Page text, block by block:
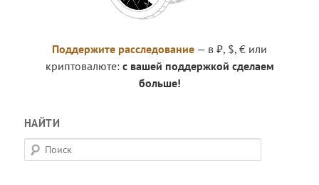
Поддержите расследование — в ₽, $, € или
криптовалюте: с вашей поддержкой сделаем
больше!
НАЙТИ
П
о